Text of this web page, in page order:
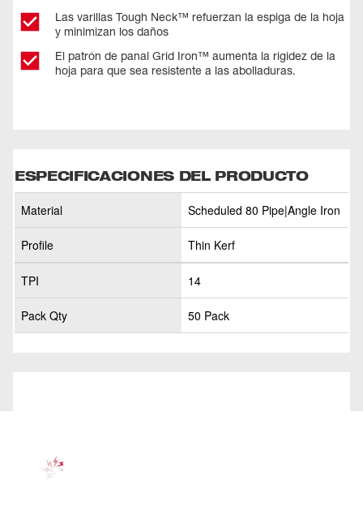
Las varillas Tough Neck™ refuerzan la espiga de la hoja
y minimizan los daños
El patrón de panal Grid Iron™ aumenta la rigidez de la
hoja para que sea resistente a las abolladuras.
ESPECIFICACIONES DEL PRODUCTO
Material Scheduled 80 Pipe|Angle Iron
Profile Thin Kerf
TPI 14
Pack Qty 50 Pack